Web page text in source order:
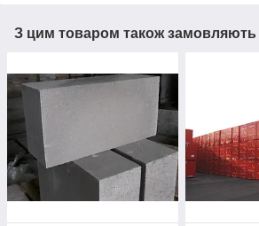
З цим товаром також замовляють